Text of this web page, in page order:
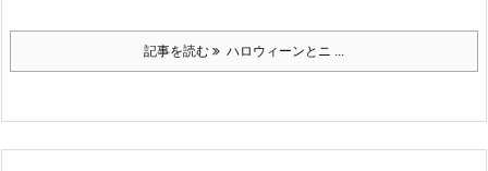
記事を読む ハロウィーンとニ ...